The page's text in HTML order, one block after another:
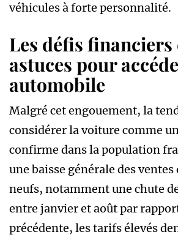
véhicules à forte personnalité.
Les défis financiers
astuces pour
automobile
Malgré cet engouement, la
considérer la voiture comme
confirme dans la population
une baisse générale des ventes
neufs, notamment une chute
entre janvier et août par
précédente, les tarifs élevés